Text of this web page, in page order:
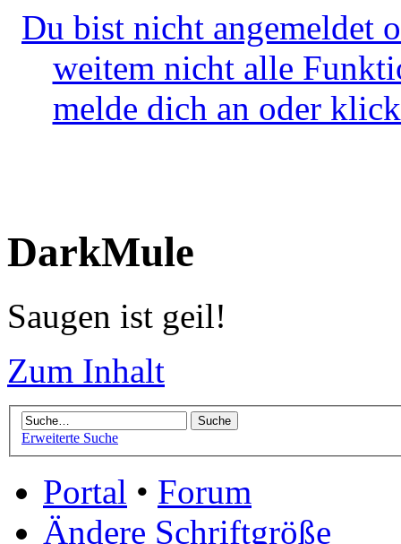
Du bist nicht angemeldet
weitem nicht alle
melde dich an oder
DarkMule
Saugen ist geil!
Zum Inhalt
Erweiterte Suche
Portal • Forum
Ändere Schriftgröße